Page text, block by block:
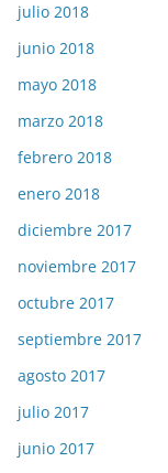
julio 2018
junio 2018
mayo 2018
marzo 2018
febrero 2018
enero 2018
diciembre 2017
noviembre 2017
octubre 2017
septiembre 2017
agosto 2017
julio 2017
junio 2017